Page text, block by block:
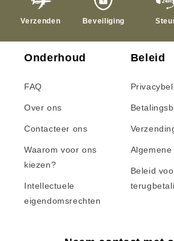
Verzenden Beveiliging
Onderhoud
FAQ
Over ons
Contacteer ons
Waarom voor ons
kiezen?
Intellectuele
eigendomsrechten
Beleid
Beleid